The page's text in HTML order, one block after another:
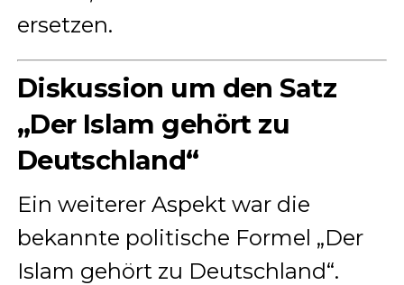
ersetzen.
Diskussion um den Satz
„Der Islam gehört zu
Deutschland“
Ein weiterer Aspekt war die
bekannte politische Formel „Der
Islam gehört zu Deutschland“.